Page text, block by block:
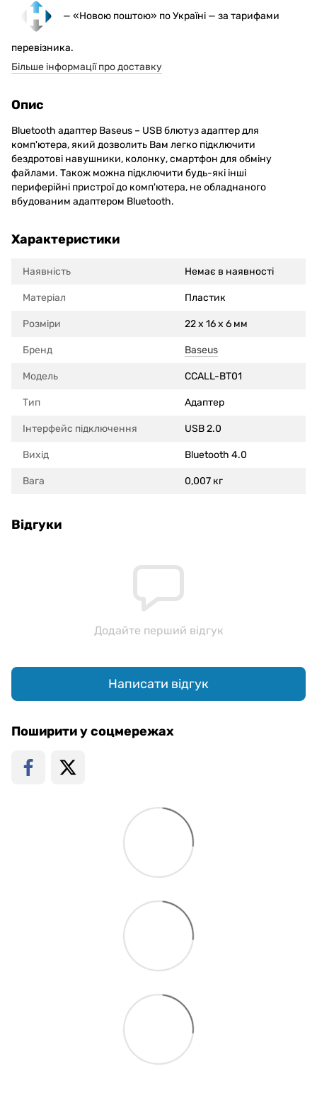
— «Новою поштою» по Україні — за тарифами
перевізника.
Більше інформації про доставку
Опис
Bluetooth адаптер Baseus – USB блютуз адаптер для
комп'ютера, який дозволить Вам легко підключити
бездротові навушники, колонку, смартфон для обміну
файлами. Також можна підключити будь-які інші
периферійні пристрої до комп'ютера, не обладнаного
вбудованим адаптером Bluetooth.
Характеристики
Наявність Немає в наявності
Матеріал Пластик
Розміри 22 x 16 x 6 мм
Бренд Baseus
Модель CCALL-BT01
Тип Адаптер
Інтерфейс підключення USB 2.0
Вихід Bluetooth 4.0
Вага 0,007 кг
Відгуки
Додайте перший відгук
Написати відгук
Поширити у соцмережах